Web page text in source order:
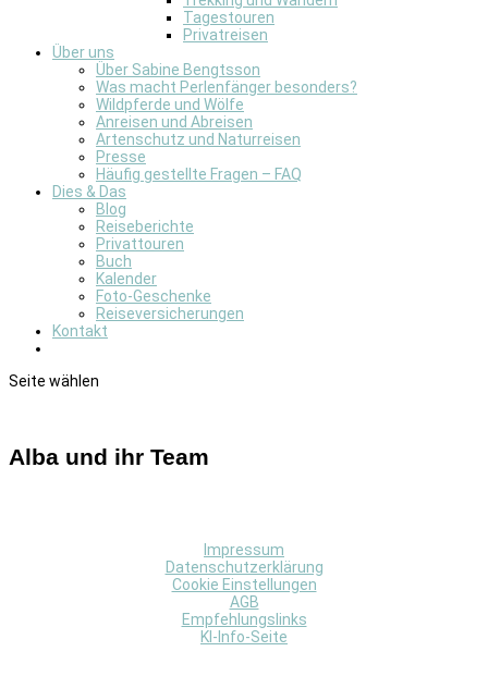
Tagestouren
Privatreisen
Über uns
Über Sabine Bengtsson
Was macht Perlenfänger besonders?
Wildpferde und Wölfe
Anreisen und Abreisen
Artenschutz und Naturreisen
Presse
Häufig gestellte Fragen – FAQ
Dies & Das
Blog
Reiseberichte
Privattouren
Buch
Kalender
Foto-Geschenke
Reiseversicherungen
Kontakt
Seite wählen
Alba und ihr Team
Impressum
Datenschutzerklärung
Cookie Einstellungen
AGB
Empfehlungslinks
KI-Info-Seite